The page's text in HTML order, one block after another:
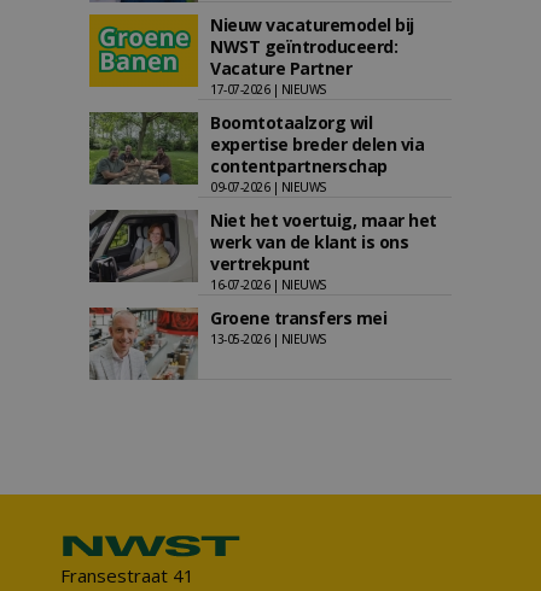
Nieuw vacaturemodel bij
NWST geïntroduceerd:
Vacature Partner
17-07-2026 | NIEUWS
Boomtotaalzorg wil
expertise breder delen via
contentpartnerschap
09-07-2026 | NIEUWS
Niet het voertuig, maar het
werk van de klant is ons
vertrekpunt
16-07-2026 | NIEUWS
Groene transfers mei
13-05-2026 | NIEUWS
Fransestraat 41